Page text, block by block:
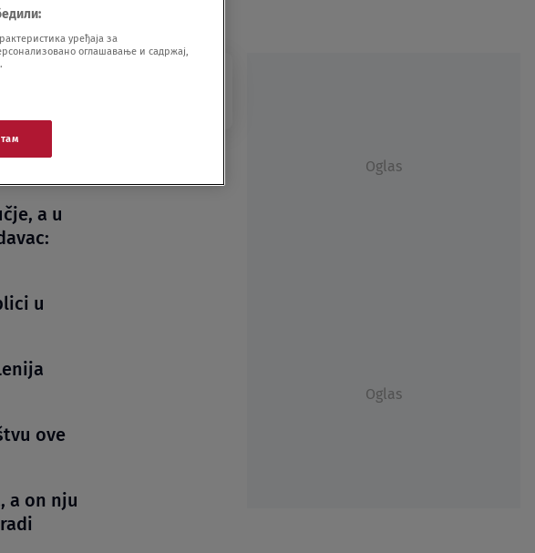
a u
u
ove
a on nju
Oglas
Oglas
уређаја за
оглашавање и садржај,